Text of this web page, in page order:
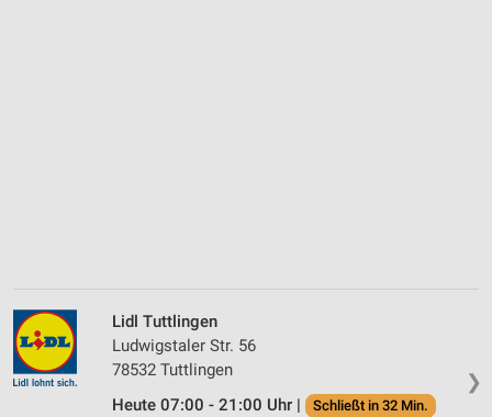
❯
Lidl Tuttlingen
Ludwigstaler Str. 56
78532 Tuttlingen
Heute 07:00 - 21:00 Uhr |
Schließt in 32 Min.